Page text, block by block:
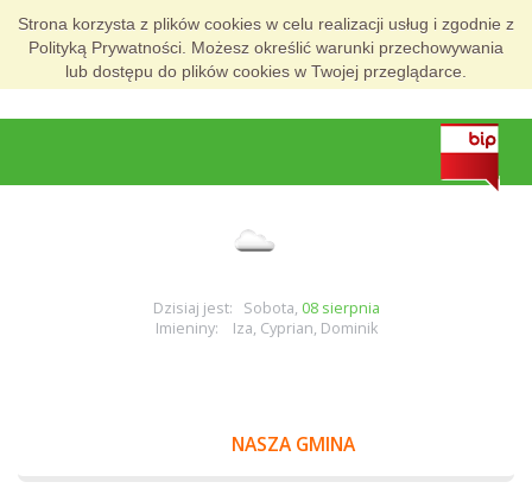
Strona korzysta z plików cookies w celu realizacji usług i zgodnie z
Polityką Prywatności. Możesz określić warunki przechowywania
lub dostępu do plików cookies w Twojej przeglądarce.
Dzisiaj jest: Sobota, 08 sierpnia
Imieniny: Iza, Cyprian, Dominik
NASZA GMINA